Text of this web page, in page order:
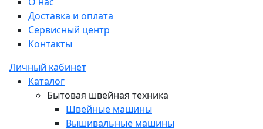
Доставка и оплата
Сервисный центр
Контакты
Личный кабинет
Каталог
Бытовая швейная техника
Швейные машины
Вышивальные машины